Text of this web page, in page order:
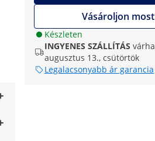
Vásároljon most
Készleten
INGYENES SZÁLLÍTÁS
augusztus 13., csütörtök
Legalacsonyabb ár garancia